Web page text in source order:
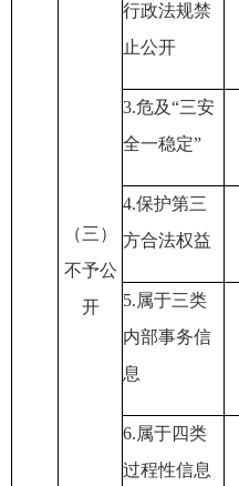
（三）
不予公
开
行政法规禁
止公开
3.危及“三安
全一稳定”
4.保护第三
方合法权益
5.属于三类
内部事务信
息
6.属于四类
过程性信息